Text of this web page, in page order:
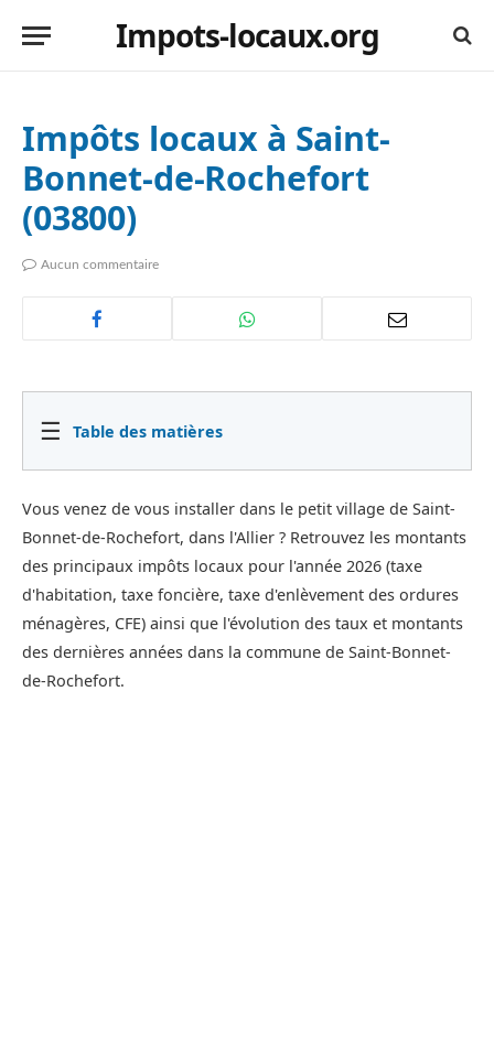
Impots-locaux.org
Impôts locaux à Saint-
Bonnet-de-Rochefort
(03800)
Aucun commentaire
☰ Table des matières
Vous venez de vous installer dans le petit village de Saint-
Bonnet-de-Rochefort, dans l'Allier ? Retrouvez les montants
des principaux impôts locaux pour l'année 2026 (taxe
d'habitation, taxe foncière, taxe d'enlèvement des ordures
ménagères, CFE) ainsi que l'évolution des taux et montants
des dernières années dans la commune de Saint-Bonnet-
de-Rochefort.